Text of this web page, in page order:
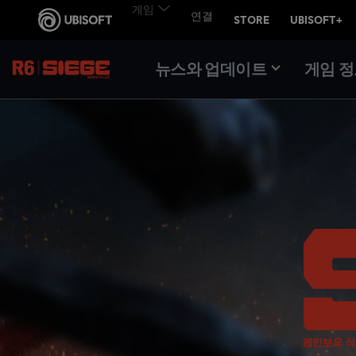
뉴스와 업데이트 게임